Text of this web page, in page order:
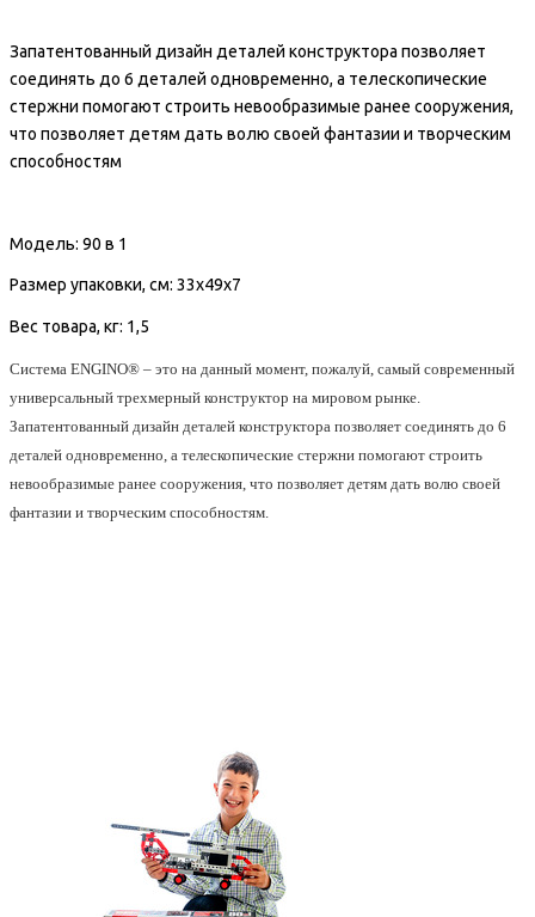
Запатентованный дизайн деталей конструктора позволяет
соединять до 6 деталей одновременно, а телескопические
стержни помогают строить невообразимые ранее сооружения,
что позволяет детям дать волю своей фантазии и творческим
способностям
Модель: 90 в 1
Размер упаковки, см: 33x49x7
Вес товара, кг: 1,5
Система ENGINO® – это на данный момент, пожалуй, самый современный
универсальный трехмерный конструктор на мировом рынке.
Запатентованный дизайн деталей конструктора позволяет соединять до 6
деталей одновременно, а телескопические стержни помогают строить
невообразимые ранее сооружения, что позволяет детям дать волю своей
фантазии и творческим способностям.